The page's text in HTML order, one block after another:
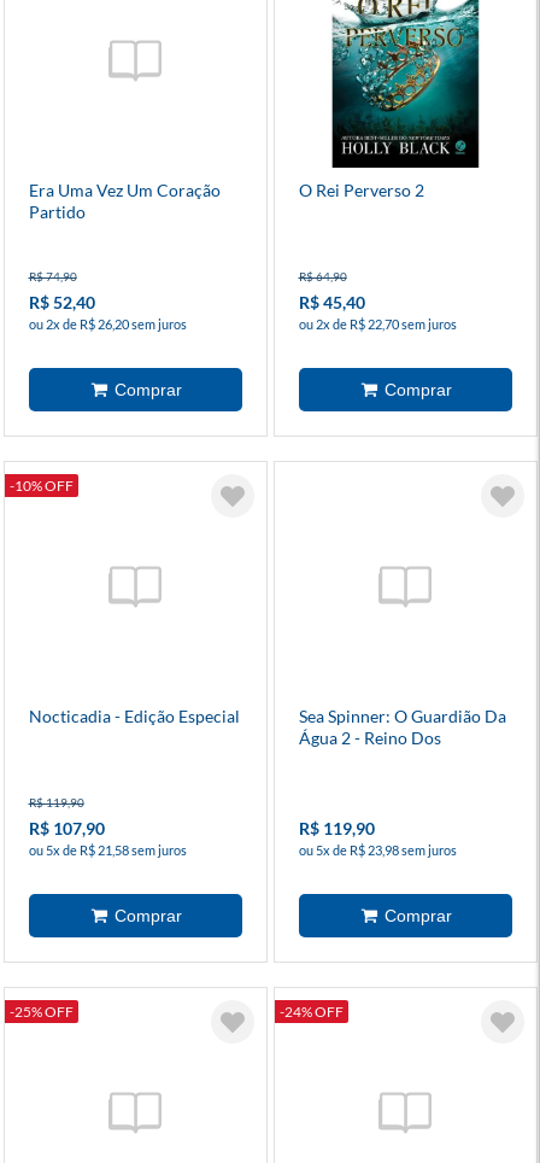
Era Uma Vez Um Coração
Partido
R$ 74,90
R$ 52,40
ou 2x de R$ 26,20 sem juros
O Rei Perverso 2
R$ 64,90
R$ 45,40
ou 2x de R$ 22,70 sem juros
-10% OFF
Nocticadia - Edição Especial
R$ 119,90
R$ 107,90
ou 5x de R$ 21,58 sem juros
Sea Spinner: O Guardião Da
Água 2 - Reino Dos
R$ 119,90
ou 5x de R$ 23,98 sem juros
-25% OFF -24% OFF